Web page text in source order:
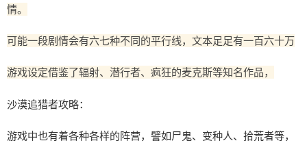
情。
可能一段剧情会有六七种不同的平行线，文本足足有一百六十万
游戏设定借鉴了辐射、潜行者、疯狂的麦克斯等知名作品，
沙漠追猎者攻略：
游戏中也有着各种各样的阵营，譬如尸鬼、变种人、拾荒者等，